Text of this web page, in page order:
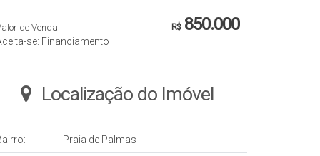
R$850.000
de Venda
se: Financiamento
Localização do Imóvel
Praia de Palmas